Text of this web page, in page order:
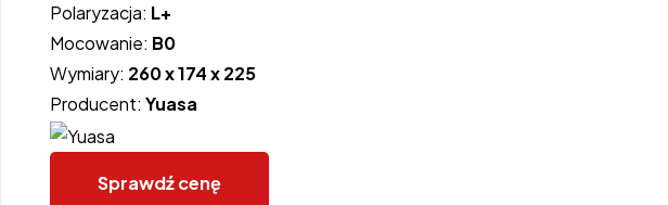
Polaryzacja: L+
Mocowanie: B0
Wymiary: 260 x 174 x 225
Producent: Yuasa
Sprawdź cenę